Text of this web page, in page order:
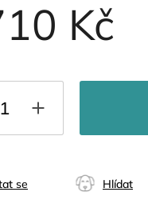
Kč
se Hlídat